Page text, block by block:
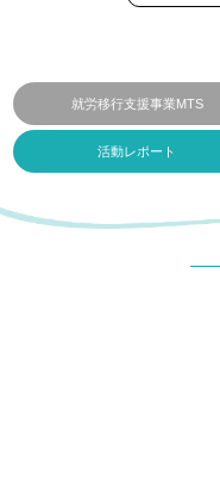
就労移行支援事業MTS
活動レポート